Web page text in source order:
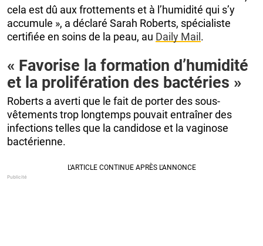
cela est dû aux frottements et à l’humidité qui s’y
accumule », a déclaré Sarah Roberts, spécialiste
certifiée en soins de la peau, au Daily Mail .
« Favorise la formation d’humidité
et la prolifération des bactéries »
Roberts a averti que le fait de porter des sous-
vêtements trop longtemps pouvait entraîner des
infections telles que la candidose et la vaginose
bactérienne.